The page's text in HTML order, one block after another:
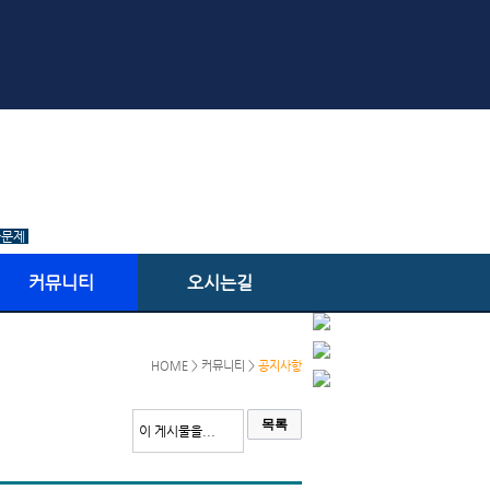
제
커뮤니티 오시는길
HOME > 커뮤니티 > 공지사항
이 게시물을... 목록